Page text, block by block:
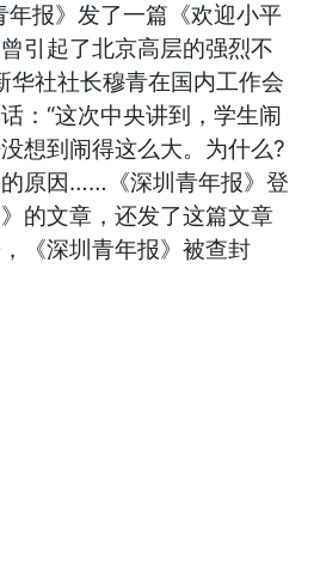
报》发了一篇《欢迎小平
引起了北京高层的强烈不
华社社长穆青在国内工作会
：“这次中央讲到，学生闹
想到闹得这么大。为什么?
原因……《深圳青年报》登
的文章，还发了这篇文章
《深圳青年报》被查封